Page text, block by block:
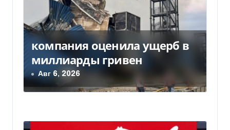
м
компания оценила ущерб в
миллиарды гривен
Авг 6, 2026